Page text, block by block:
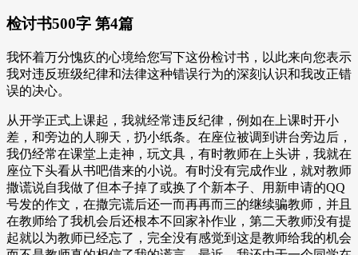
检讨书500字 第4篇
我怀着万分愧疚的心境给您写下这份检讨书，以此来向您表示
我对违反班级纪律和法律这种错误行为的深刻认识和我改正错
误的决心。
从开学正式上课起，我就经常违反纪律，例如在上课时开小
差，和旁边的人聊天，扔小纸条。在座位被调到讲台旁边后，
我仍经常在课堂上走神，玩文具，有时教师在上头讲，我就在
座位下头看从书吧借来的小说。有时没有完成作业，就对教师
撒谎说自我做了但本子掉了或换了个新本子、用新申请的QQ
号发的作文，在撒完谎后还一而再再而三的继续骗教师，并且
在教师给了我机会后还根本不回家补作业，第二天教师没有提
起就以为教师已经忘了，完全没有感觉到这是教师给我的机会